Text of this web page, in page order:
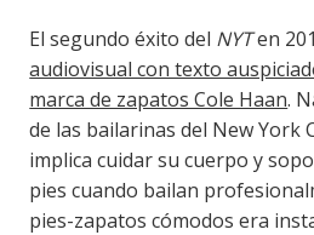
El segundo éxito del NYTen
audiovisual con texto
marca de zapatos Cole Haan.
de las bailarinas del New York
implica cuidar su cuerpo y
pies cuando bailan
pies-zapatos cómodos era